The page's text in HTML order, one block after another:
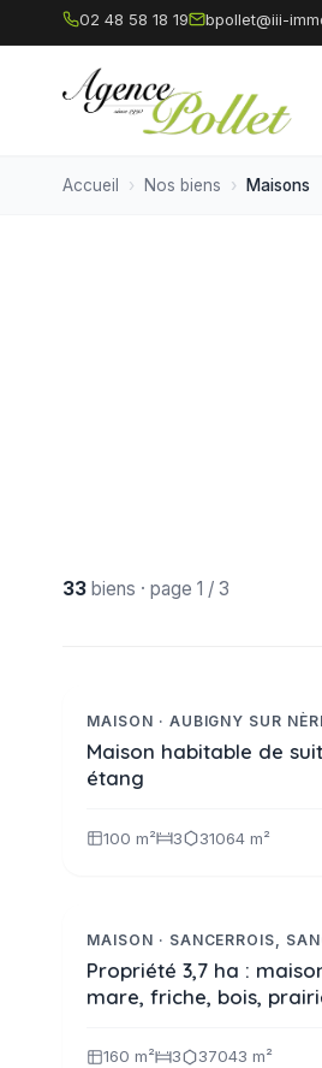
02 48 58 18 19 bpollet@iii-
Accueil Nos biens Maisons
33 biens · page 1 / 3
VENDU
MAISON · AUBIGNY SUR
Maison habitable de
étang
100 m² 3 31064 m²
NOUVEAUTE
MAISON · SANCERROIS,
Propriété 3,7 ha :
mare, friche, bois,
160 m² 3 37043 m²